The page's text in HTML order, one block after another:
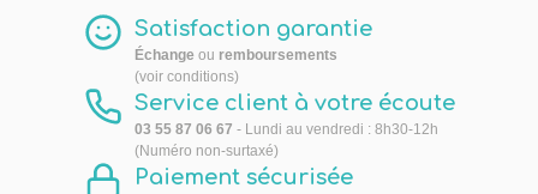
Satisfaction garantie
Échange ou remboursements
(voir conditions)
Service client à votre écoute
03 55 87 06 67 - Lundi au vendredi : 8h30-12h
(Numéro non-surtaxé)
Paiement sécurisée